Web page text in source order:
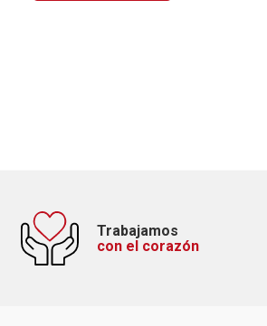
Trabajamos
con el corazón